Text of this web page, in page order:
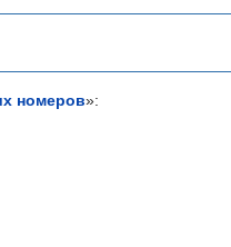
номеров»: